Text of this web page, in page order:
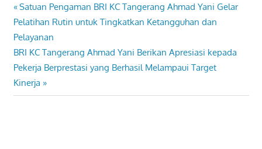
Post
navigation
Previous
Post:
Satuan Pengaman BRI KC Tangerang Ahmad Yani Gelar
Pelatihan Rutin untuk Tingkatkan Ketangguhan dan
Pelayanan
Next
Post:
BRI KC Tangerang Ahmad Yani Berikan Apresiasi kepada
Pekerja Berprestasi yang Berhasil Melampaui Target
Kinerja